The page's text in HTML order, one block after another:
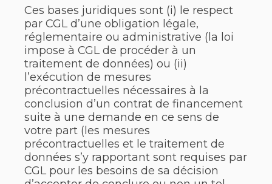
Ces bases juridiques sont (i) le respect
par CGL d’une obligation légale,
réglementaire ou administrative (la loi
impose à CGL de procéder à un
traitement de données) ou (ii)
l’exécution de mesures
précontractuelles nécessaires à la
conclusion d’un contrat de financement
suite à une demande en ce sens de
votre part (les mesures
précontractuelles et le traitement de
données s’y rapportant sont requises par
CGL pour les besoins de sa décision